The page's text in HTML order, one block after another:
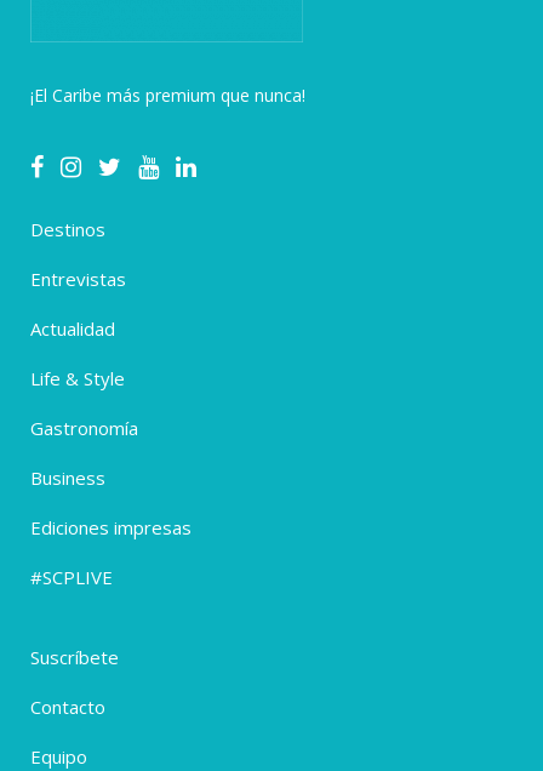
¡El Caribe más premium que nunca!
Destinos
Entrevistas
Actualidad
Life & Style
Gastronomía
Business
Ediciones impresas
#SCPLIVE
Suscríbete
Contacto
Equipo